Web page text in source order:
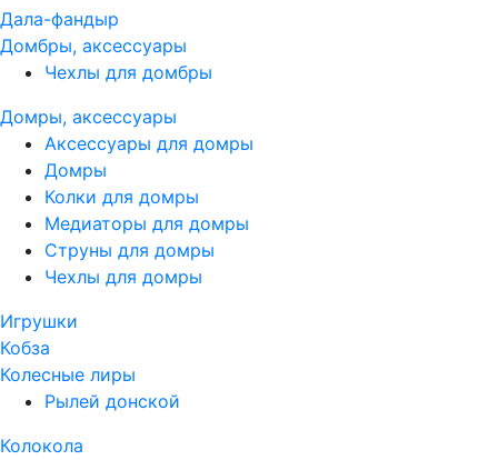
Дала-фандыр
Домбры, аксессуары
Чехлы для домбры
Домры, аксессуары
Аксессуары для домры
Домры
Колки для домры
Медиаторы для домры
Струны для домры
Чехлы для домры
Игрушки
Кобза
Колесные лиры
Рылей донской
Колокола